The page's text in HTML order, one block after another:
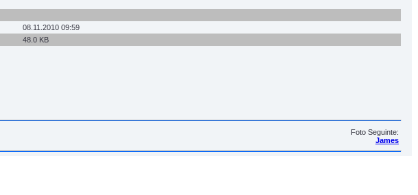
08.11.2010 09:59
48.0 KB
Foto Seguinte:
James